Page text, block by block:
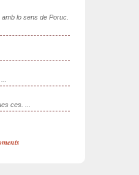
lo sens de Poruc.
ces. ...